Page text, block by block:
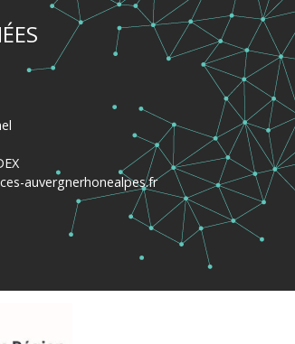
auvergnerhonealpes.fr